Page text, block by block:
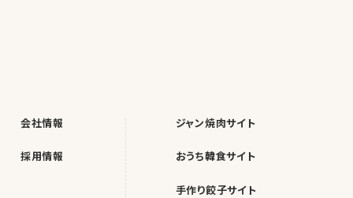
会社情報
採用情報
ジャン焼肉サイト
おうち韓食サイト
手作り餃子サイト